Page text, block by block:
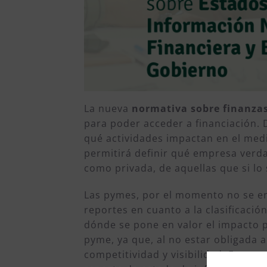
La nueva normativa sobre
para poder acceder a financiación.
qué actividades impactan en el
permitirá definir qué empresa
como privada, de aquellas que si lo
Las pymes, por el momento no se
reportes en cuanto a la
dónde se pone en valor el impacto
pyme, ya que, al no estar obligada
competitividad y visibilidad. Es